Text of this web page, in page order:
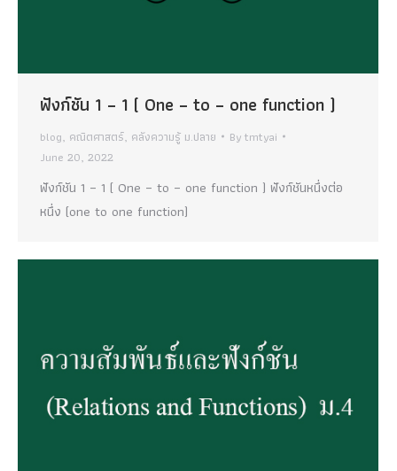
ฟังก์ชัน 1 – 1 ( One – to – one function )
blog, คณิตศาสตร์, คลังความรู้ ม.ปลาย Bytmtyai
June 20, 2022
ฟังก์ชัน 1 – 1 ( One – to – one function ) ฟังก์ชันหนึ่งต่อ
หนึ่ง (one to one function)